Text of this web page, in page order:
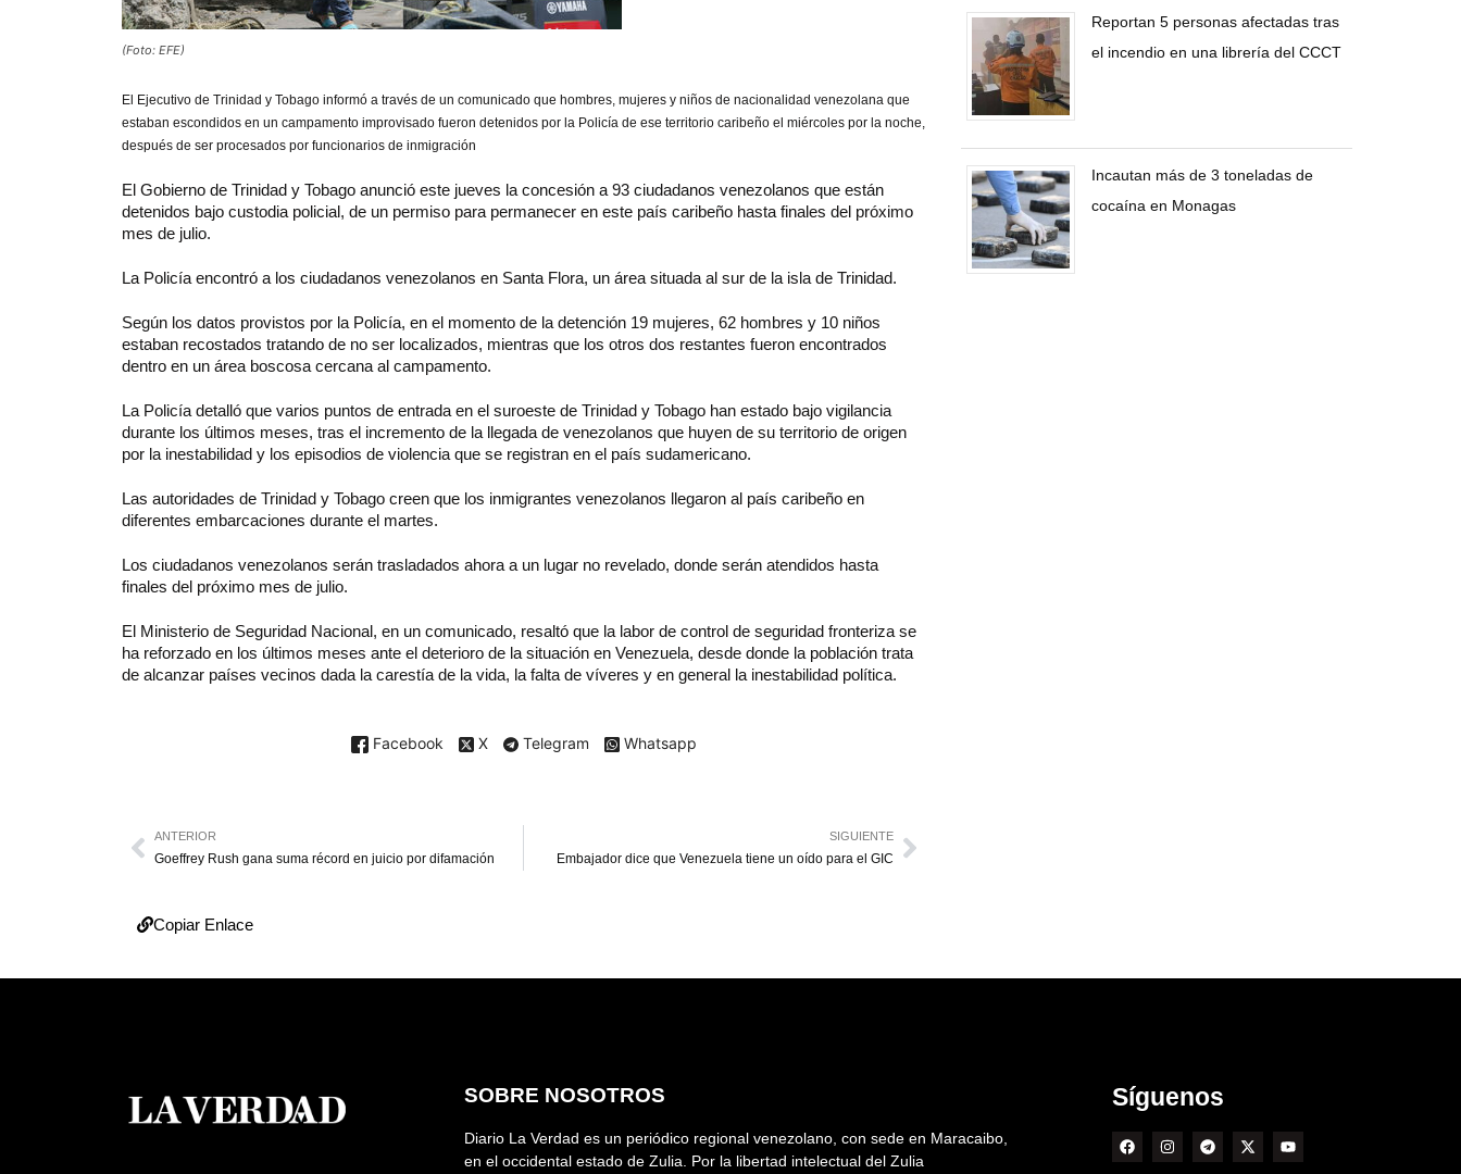
(Foto: EFE)
El Ejecutivo de Trinidad y Tobago informó a través de un comunicado que hombres, mujeres y niños de nacionalidad venezolana que
estaban escondidos en un campamento improvisado fueron detenidos por la Policía de ese territorio caribeño el miércoles por la noche,
después de ser procesados por funcionarios de inmigración
El Gobierno de Trinidad y Tobago anunció este jueves la concesión a 93 ciudadanos venezolanos que están
detenidos bajo custodia policial, de un permiso para permanecer en este país caribeño hasta finales del próximo
mes de julio.
La Policía encontró a los ciudadanos venezolanos en Santa Flora, un área situada al sur de la isla de Trinidad.
Según los datos provistos por la Policía, en el momento de la detención 19 mujeres, 62 hombres y 10 niños
estaban recostados tratando de no ser localizados, mientras que los otros dos restantes fueron encontrados
dentro en un área boscosa cercana al campamento.
La Policía detalló que varios puntos de entrada en el suroeste de Trinidad y Tobago han estado bajo vigilancia
durante los últimos meses, tras el incremento de la llegada de venezolanos que huyen de su territorio de origen
por la inestabilidad y los episodios de violencia que se registran en el país sudamericano.
Las autoridades de Trinidad y Tobago creen que los inmigrantes venezolanos llegaron al país caribeño en
diferentes embarcaciones durante el martes.
Los ciudadanos venezolanos serán trasladados ahora a un lugar no revelado, donde serán atendidos hasta
finales del próximo mes de julio.
El Ministerio de Seguridad Nacional, en un comunicado, resaltó que la labor de control de seguridad fronteriza se
ha reforzado en los últimos meses ante el deterioro de la situación en Venezuela, desde donde la población trata
de alcanzar países vecinos dada la carestía de la vida, la falta de víveres y en general la inestabilidad política.
Facebook X Telegram Whatsapp
Reportan 5 personas afectadas tras
el incendio en una librería del CCCT
Incautan más de 3 toneladas de
cocaína en Monagas
ANTERIOR
Goeffrey Rush gana suma récord en juicio por difamación
SIGUIENTE
Embajador dice que Venezuela tiene un oído para el GIC
Copiar Enlace
SOBRE NOSOTROS
Diario La Verdad es un periódico regional venezolano, con sede en Maracaibo,
en el occidental estado de Zulia. Por la libertad intelectual del Zulia
Síguenos